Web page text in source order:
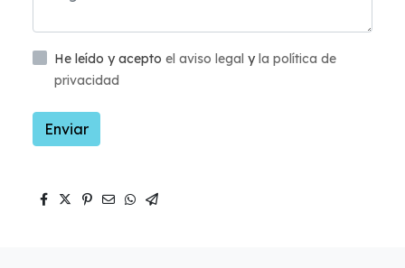
He leído y acepto el aviso legal yla política de
privacidad
Enviar